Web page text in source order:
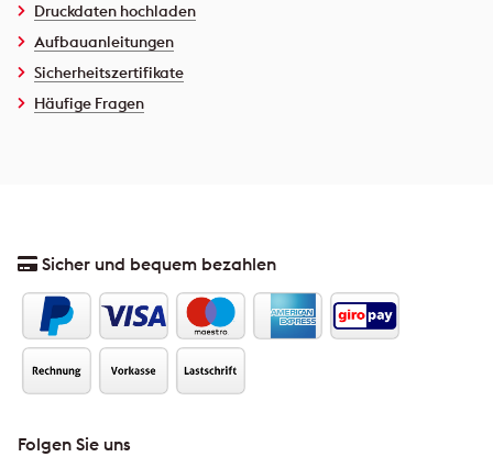
Druckdaten hochladen
Aufbauanleitungen
Sicherheitszertifikate
Häufige Fragen
Sicher und bequem bezahlen
Folgen Sie uns